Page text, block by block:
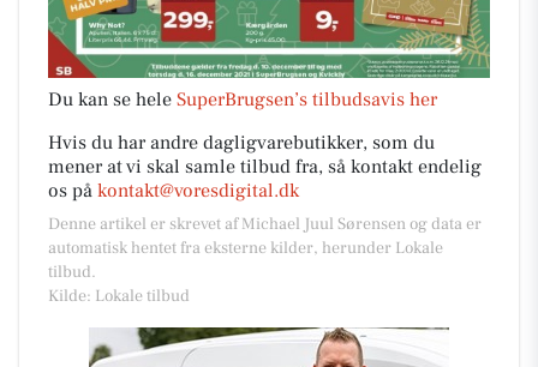
Du kan se hele SuperBrugsen’s tilbudsavis her
Hvis du har andre dagligvarebutikker, som du
mener at vi skal samle tilbud fra, så kontakt endelig
os på kontakt@voresdigital.dk
Denne artikel er skrevet af Michael Juul Sørensen og data er
automatisk hentet fra eksterne kilder, herunder Lokale
tilbud.
Kilde: Lokale tilbud